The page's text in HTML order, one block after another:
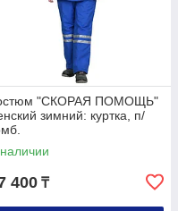
"СКОРАЯ ПОМОЩЬ"
зимний: куртка, п/
400 ₸